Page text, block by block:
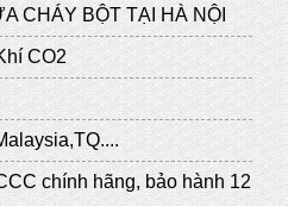
CHÁY BỘT TẠI HÀ NỘI
CO2
chính hãng, bảo hành 12